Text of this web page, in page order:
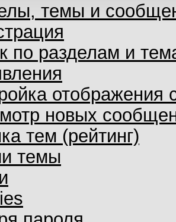
темы и
по разделам и
отображения
новых
тем (рейтинг)
темы